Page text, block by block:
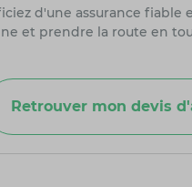
d'une assurance
et prendre la route en
Retrouver mon devis